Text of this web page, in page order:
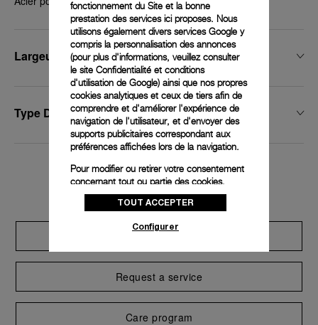
Largeur De Boucle
Type De Boucle
Exclusive services
Request a service
Care program
fonctionnement du Site et la bonne
prestation des services ici proposes. Nous
utilisons également divers services Google y
compris la personnalisation des annonces
(pour plus d'informations, veuillez consulter
le site Confidentialité et conditions
d'utilisation de Google) ainsi que nos propres
cookies analytiques et ceux de tiers afin de
comprendre et d'améliorer l'expérience de
navigation de l'utilisateur, et d'envoyer des
supports publicitaires correspondant aux
préférences affichées lors de la navigation.
Pour modifier ou retirer votre consentement
concernant tout ou partie des cookies,
cliquez sur « Configurer » ou consultez notre
politique des cookiespour obtenir plus
donnez votre consentement pour l’utilisation
En cliquant sur « Tout refuser », vous
donnez votre consentement uniquement
pour l’utilisation des cookies techniques.
TOUT ACCEPTER
Configurer